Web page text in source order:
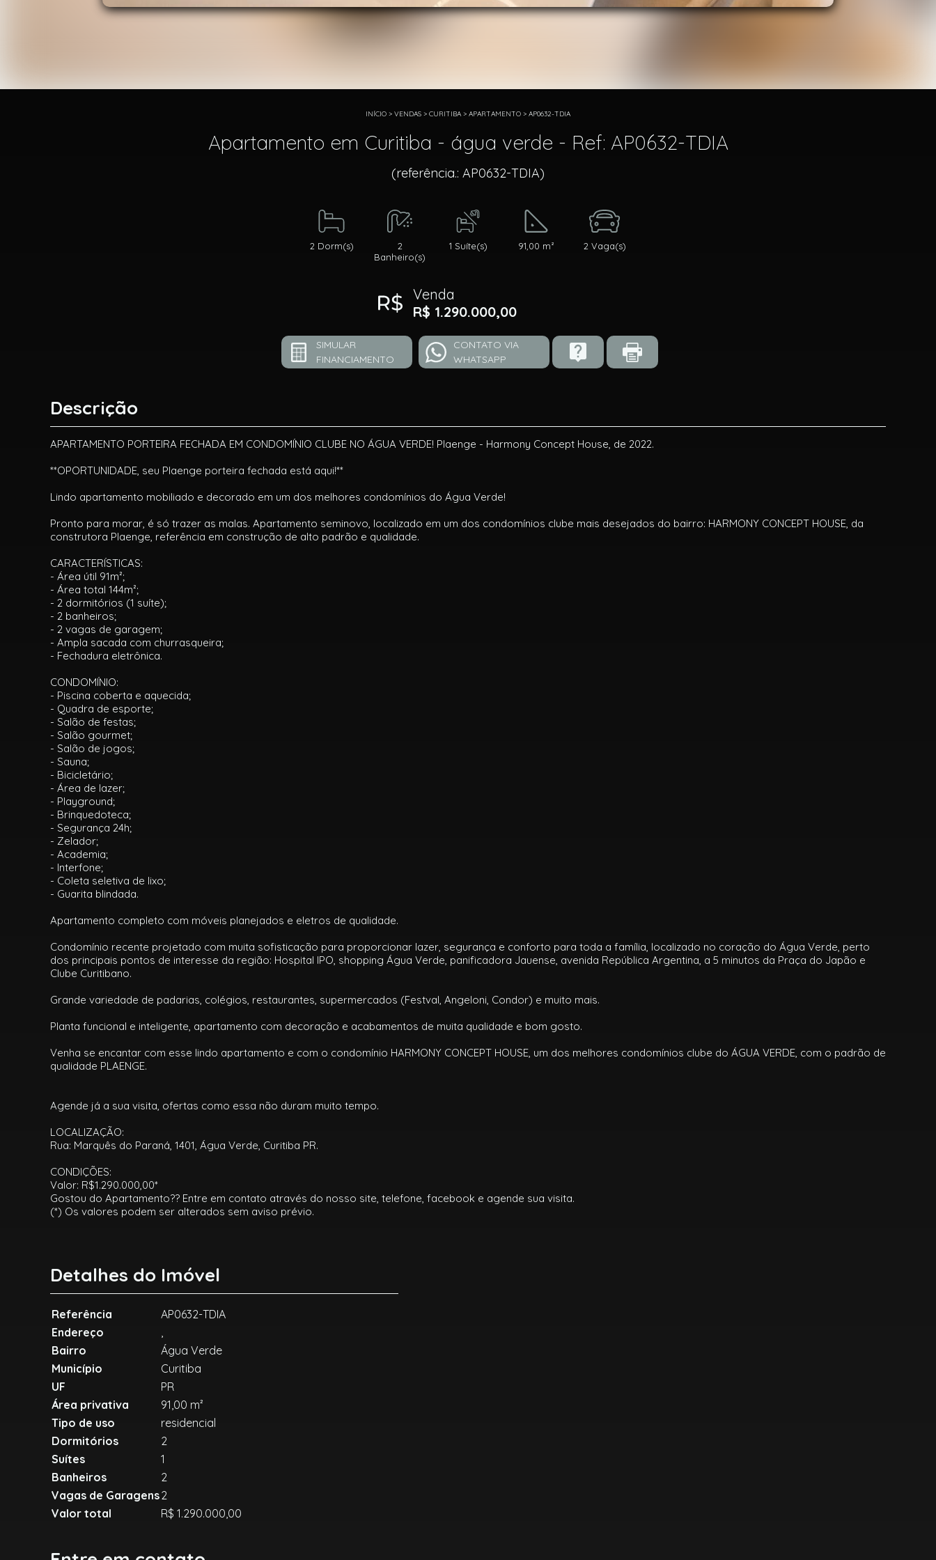
INÍCIO > VENDAS > CURITIBA > APARTAMENTO > AP0632-TDIA
Apartamento em Curitiba - água verde - Ref: AP0632-TDIA
(referência.: AP0632-TDIA)
2 Dorm(s)
2
Banheiro(s)
1 Suíte(s) 91,00 m² 2 Vaga(s)
Venda
R$ 1.290.000,00
SIMULAR
FINANCIAMENTO
CONTATO VIA
WHATSAPP
Descrição
APARTAMENTO PORTEIRA FECHADA EM CONDOMÍNIO CLUBE NO ÁGUA VERDE! Plaenge - Harmony Concept House, de 2022.
**OPORTUNIDADE, seu Plaenge porteira fechada está aqui!**
Lindo apartamento mobiliado e decorado em um dos melhores condomínios do Água Verde!
Pronto para morar, é só trazer as malas. Apartamento seminovo, localizado em um dos condomínios clube mais desejados do bairro: HARMONY CONCEPT HOUSE, da
construtora Plaenge, referência em construção de alto padrão e qualidade.
CARACTERÍSTICAS:
- Área útil 91m²;
- Área total 144m²;
- 2 dormitórios (1 suíte);
- 2 banheiros;
- 2 vagas de garagem;
- Ampla sacada com churrasqueira;
- Fechadura eletrônica.
CONDOMÍNIO:
- Piscina coberta e aquecida;
- Quadra de esporte;
- Salão de festas;
- Salão gourmet;
- Salão de jogos;
- Sauna;
- Bicicletário;
- Área de lazer;
- Playground;
- Brinquedoteca;
- Segurança 24h;
- Zelador;
- Academia;
- Interfone;
- Coleta seletiva de lixo;
- Guarita blindada.
Apartamento completo com móveis planejados e eletros de qualidade.
Condomínio recente projetado com muita sofisticação para proporcionar lazer, segurança e conforto para toda a família, localizado no coração do Água Verde, perto
dos principais pontos de interesse da região: Hospital IPO, shopping Água Verde, panificadora Jauense, avenida República Argentina, a 5 minutos da Praça do Japão e
Clube Curitibano.
Grande variedade de padarias, colégios, restaurantes, supermercados (Festval, Angeloni, Condor) e muito mais.
Planta funcional e inteligente, apartamento com decoração e acabamentos de muita qualidade e bom gosto.
Venha se encantar com esse lindo apartamento e com o condomínio HARMONY CONCEPT HOUSE, um dos melhores condomínios clube do ÁGUA VERDE, com o padrão de
qualidade PLAENGE.
Agende já a sua visita, ofertas como essa não duram muito tempo.
LOCALIZAÇÃO:
Rua: Marquês do Paraná, 1401, Água Verde, Curitiba PR.
CONDIÇÕES:
Valor: R$1.290.000,00*
Gostou do Apartamento?? Entre em contato através do nosso site, telefone, facebook e agende sua visita.
(*) Os valores podem ser alterados sem aviso prévio.
Detalhes do Imóvel
Referência
AP0632-TDIA
Endereço
,
Bairro
Água Verde
Município
Curitiba
UF
PR
Área privativa
91,00 m²
Tipo de uso
residencial
Dormitórios
2
Suítes
1
Banheiros
2
Vagas de Garagens2
Valor total
R$ 1.290.000,00